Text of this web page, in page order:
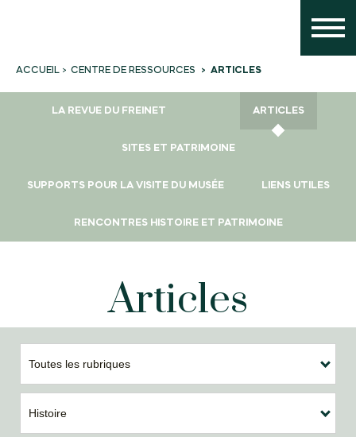
ACCUEIL CENTRE DE RESSOURCES ARTICLES
LA REVUE DU FREINET ARTICLES
SITES ET PATRIMOINE
SUPPORTS POUR LA VISITE DU MUSÉE LIENS UTILES
RENCONTRES HISTOIRE ET PATRIMOINE
Articles
Toutes les rubriques
Histoire